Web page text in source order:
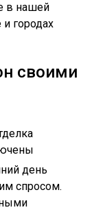
в нашей
городах
своими
день
спросом.